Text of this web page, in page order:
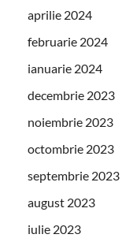
aprilie 2024
februarie 2024
ianuarie 2024
decembrie 2023
noiembrie 2023
octombrie 2023
septembrie 2023
august 2023
iulie 2023